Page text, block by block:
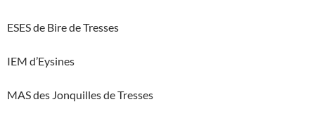
ESES de Bire de Tresses
IEM d’Eysines
MAS des Jonquilles de Tresses